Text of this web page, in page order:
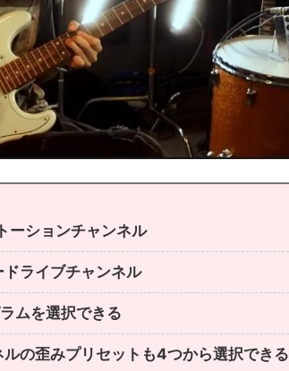
ションチャンネル
ライブチャンネル
ムを選択できる
の歪みプリセットも4つから選択できる